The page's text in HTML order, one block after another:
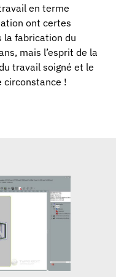
en terme
ont certes
la fabrication du
mais l’esprit de la
travail soigné et le
circonstance !